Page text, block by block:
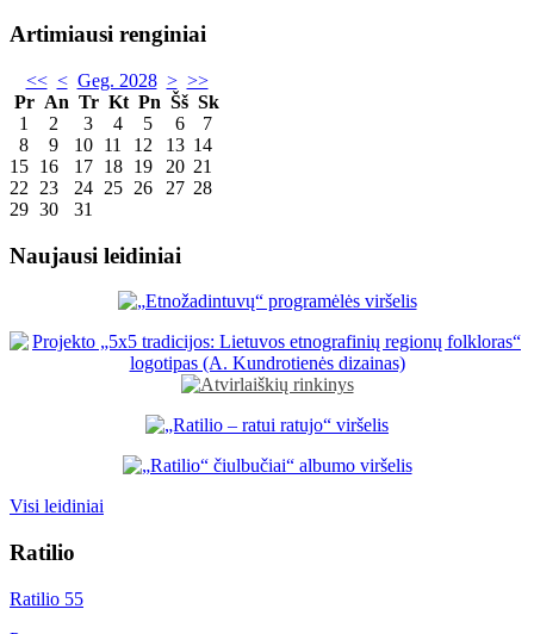
Artimiausi renginiai
<< < Geg. 2028 > >>
Pr An Tr Kt Pn Šš Sk
1
2 3 4 5 6
7
8
9 10 11 12 13 14
15 16 17 18 19 20 21
22
23 24 25 26 27 28
29 30 31
Naujausi leidiniai
Visi leidiniai
Ratilio
Ratilio 55